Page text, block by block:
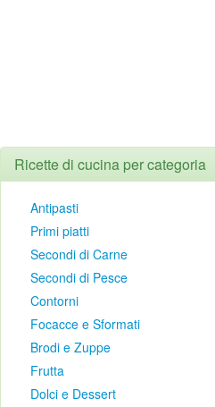
Ricette di cucina per categoria
Antipasti
Primi piatti
Secondi di Carne
Secondi di Pesce
Contorni
Focacce e Sformati
Brodi e Zuppe
Frutta
Dolci e Dessert